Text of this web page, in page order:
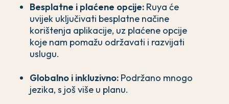
Besplatne i plaćene opcije: Ruya će
uvijek uključivati besplatne načine
korištenja aplikacije, uz plaćene opcije
koje nam pomažu održavati i razvijati
uslugu.
Globalno i inkluzivno: Podržano mnogo
jezika, s još više u planu.